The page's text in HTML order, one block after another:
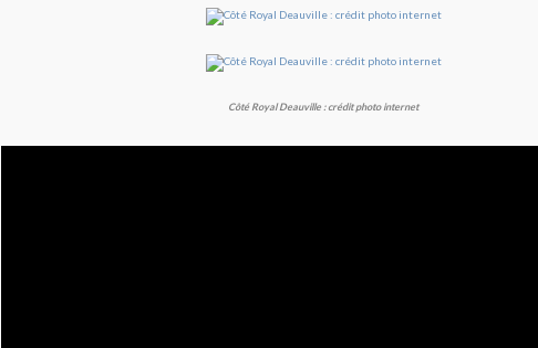
Côté Royal Deauville : crédit photo internet